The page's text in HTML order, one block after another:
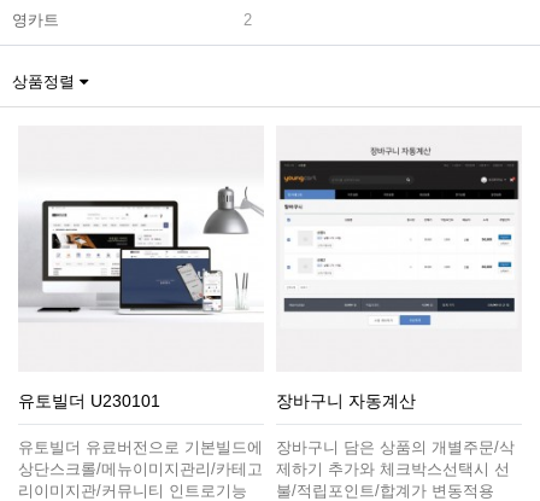
영카트 2
상품정렬
유토빌더 U230101
유토빌더 유료버전으로 기본빌드에
상단스크롤/메뉴이미지관리/카테고
리이미지관/커뮤니티 인트로기능
장바구니 자동계산
장바구니 담은 상품의 개별주문/삭
제하기 추가와 체크박스선택시 선
불/적립포인트/합계가 변동적용